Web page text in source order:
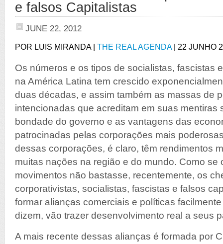
e falsos Capitalistas
JUNE 22, 2012
POR LUIS MIRANDA | THE REAL AGENDA| 22 JUNHO
Os números e os tipos de socialistas, fascistas
na América Latina tem crescido
duas décadas, e assim também as massas de
intencionadas que acreditam em suas mentiras
bondade do governo e as vantagens das
patrocinadas pelas corporações mais
dessas corporações, é claro, têm rendimentos
muitas nações na região e do mundo. Como se
movimentos não bastasse, recentemente, os
corporativistas, socialistas, fascistas e falsos
formar alianças comerciais e políticas
dizem, vão trazer desenvolvimento real a seus
A mais recente dessas alianças é formada por